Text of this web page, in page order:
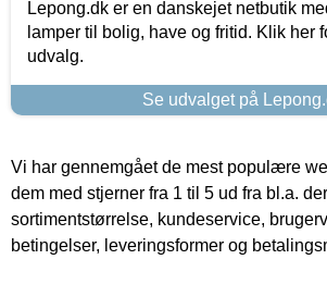
Lepong.dk er en danskejet netbutik
lamper til bolig, have og fritid. Klik her
udvalg.
Se udvalget på
Vi har gennemgået de mest populære
dem med stjerner fra 1 til 5 ud fra bl.a.
sortimentstørrelse, kundeservice,
betingelser, leveringsformer og